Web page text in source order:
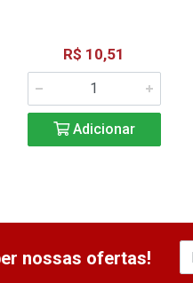
R$ 10,51
Adicionar
nossas ofertas!